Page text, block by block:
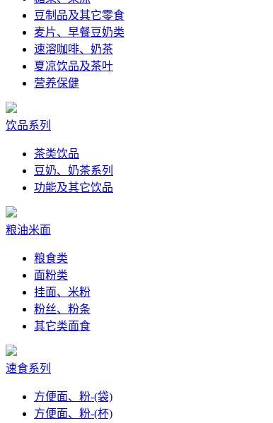
豆制品及其它零食
麦片、早餐豆奶类
速溶咖啡、奶茶
夏凉饮品及茶叶
营养保健
饮品系列
茶类饮品
豆奶、奶茶系列
功能及其它饮品
粮油米面
粮食类
面粉类
挂面、米粉
粉丝、粉条
其它类面食
速食系列
方便面、粉-(袋)
方便面、粉-(杯)